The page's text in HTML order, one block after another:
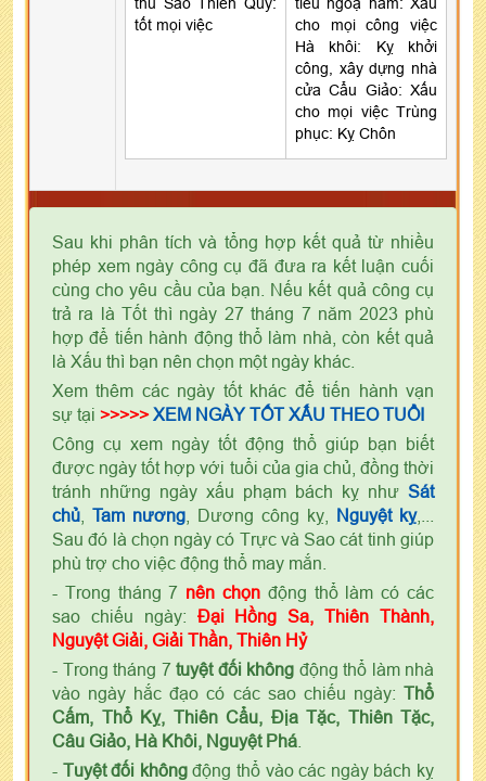
tốt mọi việc
cho mọi công việc
Hà khôi: Kỵ khởi
công, xây dựng nhà
cửa Cẩu Giảo: Xấu
cho mọi việc Trùng
phục: Kỵ Chôn
Sau khi phân tích và tổng hợp kết quả từ nhiều
phép xem ngày công cụ đã đưa ra kết luận cuối
cùng cho yêu cầu của bạn. Nếu kết quả công cụ
trả ra là Tốt thì ngày 27 tháng 7 năm 2023 phù
hợp để tiến hành động thổ làm nhà, còn kết quả
là Xấu thì bạn nên chọn một ngày khác.
Xem thêm các ngày tốt khác để tiến hành vạn
sự tại >>>>> XEM NGÀY TỐT XẤU THEO TUỔI
Công cụ xem ngày tốt động thổ giúp bạn biết
được ngày tốt hợp với tuổi của gia chủ, đồng thời
tránh những ngày xấu phạm bách kỵ như Sát
chủ
Tam nương , Dương công kỵ, Nguyệt kỵ,...
Sau đó là chọn ngày có Trực và Sao cát tinh giúp
phù trợ cho việc động thổ may mắn.
- Trong tháng 7 nên chọn động thổ làm có các
sao chiếu ngày: Đại Hồng Sa, Thiên Thành,
Nguyệt Giải, Giải Thần, Thiên Hỷ
- Trong tháng 7 tuyệt đối không động thổ làm nhà
vào ngày hắc đạo có các sao chiếu ngày: Thổ
Cấm, Thổ Kỵ, Thiên Cẩu, Địa Tặc, Thiên Tặc,
Câu Giảo, Hà Khôi, Nguyệt Phá
- Tuyệt đối khôngđộng thổ vào các ngày bách kỵ